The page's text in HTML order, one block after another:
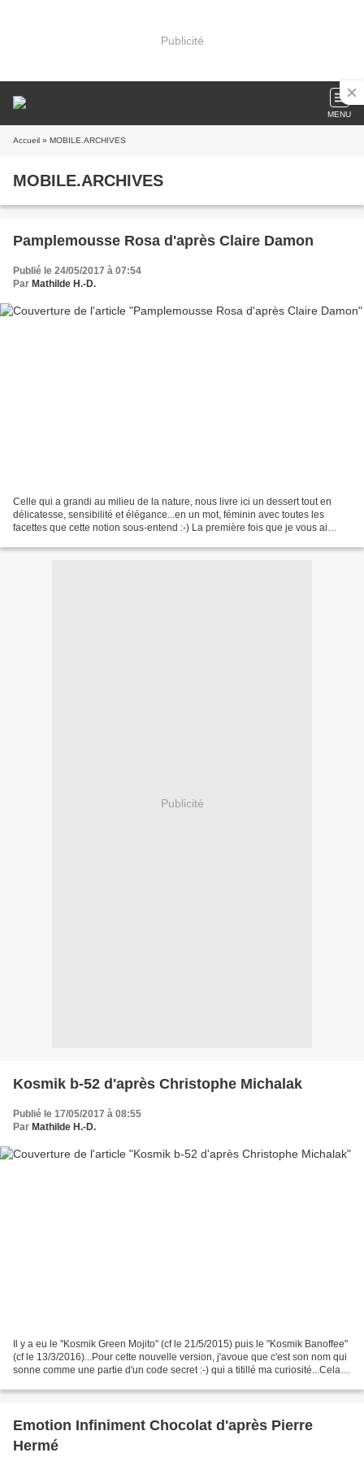
Publicité
MENU
Accueil » MOBILE.ARCHIVES
MOBILE.ARCHIVES
Pamplemousse Rosa d'après Claire Damon
Publié le 24/05/2017 à 07:54
Par Mathilde H.-D.
Celle qui a grandi au milieu de la nature, nous livre ici un dessert tout en
délicatesse, sensibilité et élégance...en un mot, féminin avec toutes les
facettes que cette notion sous-entend :-) La première fois que je vous ai
Publicité
Kosmik b-52 d'après Christophe Michalak
Publié le 17/05/2017 à 08:55
Par Mathilde H.-D.
Il y a eu le "Kosmik Green Mojito" (cf le 21/5/2015) puis le "Kosmik Banoffee"
(cf le 13/3/2016)...Pour cette nouvelle version, j'avoue que c'est son nom qui
sonne comme une partie d'un code secret :-) qui a titillé ma curiosité...Cela
Emotion Infiniment Chocolat d'après Pierre
Hermé